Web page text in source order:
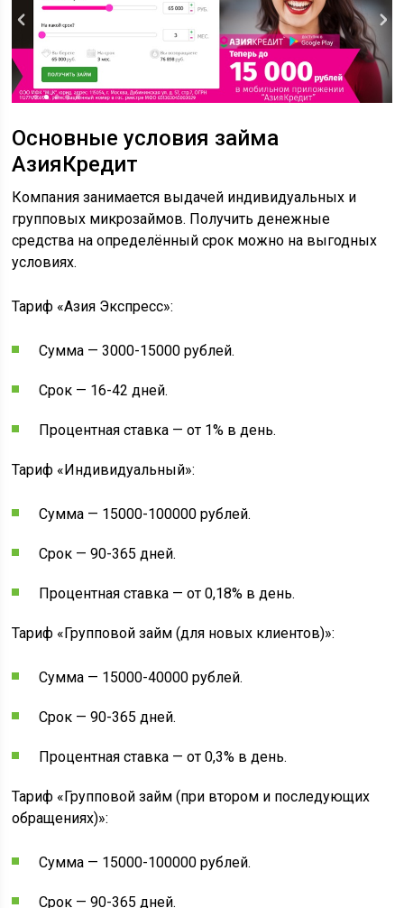
Основные условия займа
АзияКредит
Компания занимается выдачей индивидуальных и
групповых микрозаймов. Получить денежные
средства на определённый срок можно на выгодных
условиях.
Тариф «Азия Экспресс»:
Сумма — 3000-15000 рублей.
Срок — 16-42 дней.
Процентная ставка — от 1% в день.
Тариф «Индивидуальный»:
Сумма — 15000-100000 рублей.
Срок — 90-365 дней.
Процентная ставка — от 0,18% в день.
Тариф «Групповой займ (для новых клиентов)»:
Сумма — 15000-40000 рублей.
Срок — 90-365 дней.
Процентная ставка — от 0,3% в день.
Тариф «Групповой займ (при втором и последующих
обращениях)»:
Сумма — 15000-100000 рублей.
Срок — 90-365 дней.